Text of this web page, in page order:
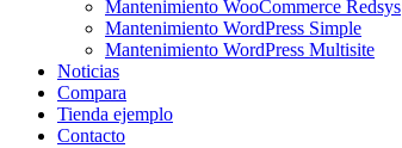
Mantenimiento WooCommerce Redsys
Mantenimiento WordPress Simple
Mantenimiento WordPress Multisite
Noticias
Compara
Tienda ejemplo
Contacto